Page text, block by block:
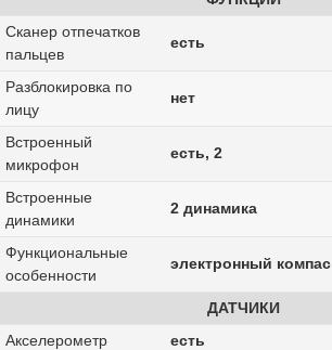
Сканер отпечатков
пальцев
есть
Разблокировка по
лицу
нет
Встроенный
микрофон
есть, 2
Встроенные
динамики
2 динамика
Функциональные
особенности
электронный компас
ДАТЧИКИ
Акселерометр
есть